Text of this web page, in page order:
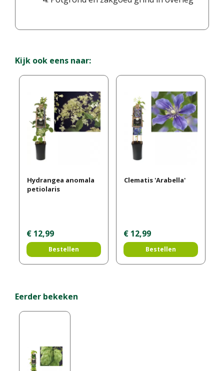
Kijk ook eens naar:
Hydrangea anomala
petiolaris
€ 12,99
Bestellen
Clematis 'Arabella'
€ 12,99
Bestellen
Eerder bekeken